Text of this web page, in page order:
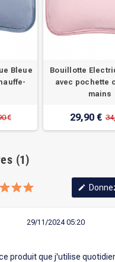
Bleue
€
Bouillotte
avec pochette
mains
29,90 €
(1)
edit
29/11/2024 05:20
produit que j'utilise